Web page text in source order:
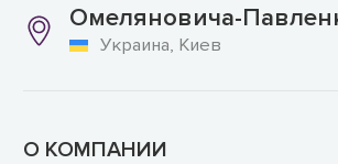
Омеляновича-
Украина, Киев
О КОМПАНИИ